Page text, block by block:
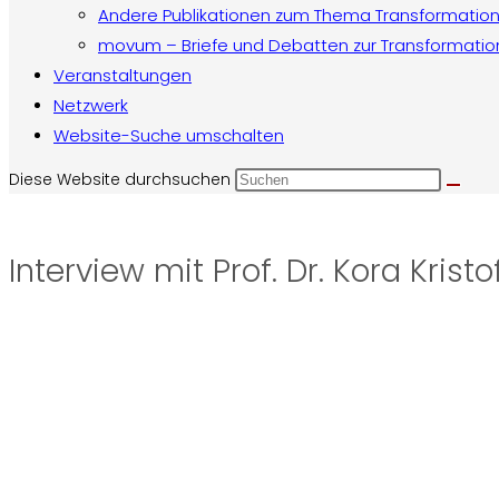
Andere Publikationen zum Thema Transformation
movum – Briefe und Debatten zur
Veranstaltungen
Netzwerk
Website-Suche umschalten
Diese Website durchsuchen
Interview mit Prof. Dr. Kora